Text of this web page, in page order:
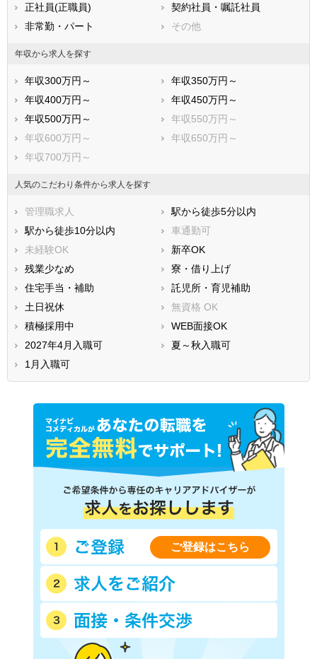
正社員(正職員)
契約社員・嘱託社員
非常勤・パート
その他
年収から求人を探す
年収300万円～
年収350万円～
年収400万円～
年収450万円～
年収500万円～
年収550万円～
年収600万円～
年収650万円～
年収700万円～
人気のこだわり条件から求人を探す
管理職求人
駅から徒歩5分以内
駅から徒歩10分以内
車通勤可
未経験OK
新卒OK
残業少なめ
寮・借り上げ
住宅手当・補助
託児所・育児補助
土日祝休
無資格 OK
積極採用中
WEB面接OK
2027年4月入職可
夏～秋入職可
1月入職可
ご登録はこちら